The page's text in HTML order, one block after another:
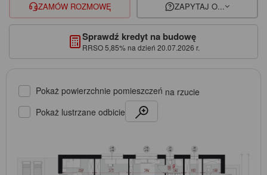
ZAMÓW ROZMOWĘ ZAPYTAJ O...
Sprawdź kredyt na budowę
RRSO 5,85% na dzień 20.07.2026 r.
Pokaż powierzchnie pomieszczeń na rzucie
Pokaż lustrzane odbicie